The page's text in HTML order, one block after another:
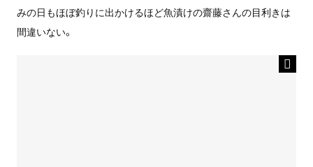
みの日もほぼ釣りに出かけるほど魚漬けの齋藤さんの目利きは
間違いない。